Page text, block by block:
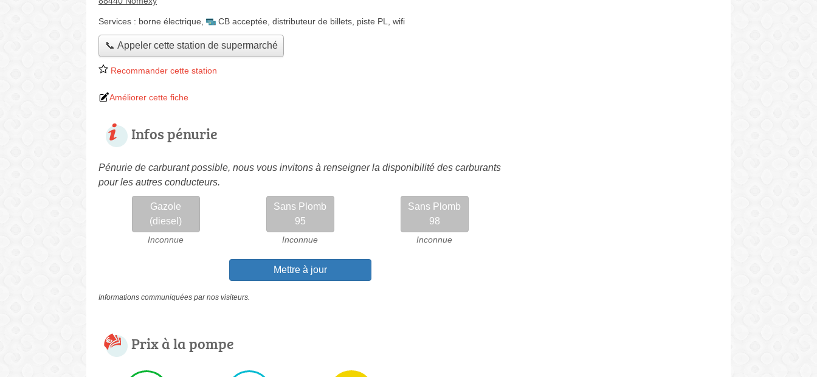
Services : borne électrique CB acceptée distributeur de billets piste PL wifi
📞 Appeler cette station de supermarché
Recommander cette station
Améliorer cette fiche
Infos pénurie
Pénurie de carburant possible, nous vous invitons à renseigner la disponibilité des carburants
pour les autres conducteurs.
Gazole
(diesel)
Inconnue
Sans Plomb
95
Inconnue
Sans Plomb
98
Inconnue
Mettre à jour
Informations communiquées par nos visiteurs.
Prix à la pompe